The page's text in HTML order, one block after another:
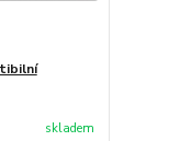
skladem